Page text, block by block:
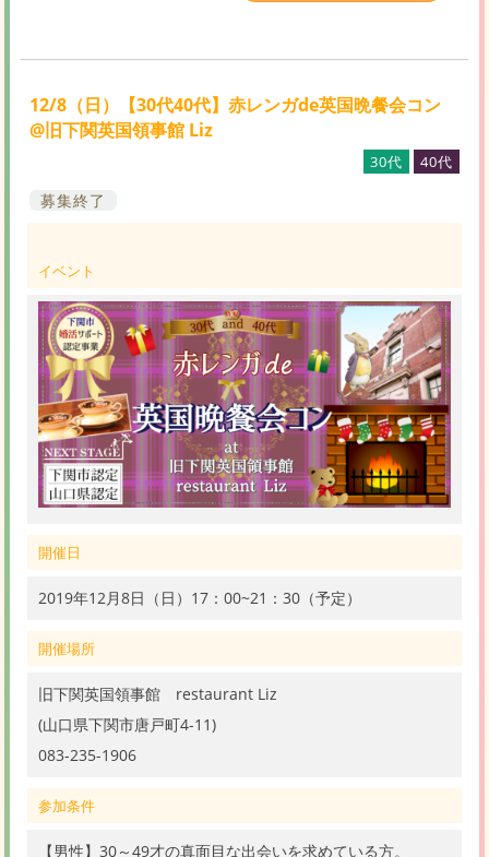
12/8（日）【30代40代】赤レンガde英国晩餐会コン
@旧下関英国領事館 Liz
30代 40代
募集終了
イベント
開催日
2019年12月8日（日）17：00~21：30（予定）
開催場所
旧下関英国領事館 restaurant Liz
(山口県下関市唐戸町4-11)
083-235-1906
参加条件
【男性】30～49才の真面目な出会いを求めている方。